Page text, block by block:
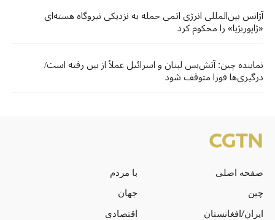
آژانس بین‌المللی انرژی اتمی حمله به نزدیکی نیروگاه هسته‌ای
«ژاپوریژیا» را محکوم کرد
نماینده چین: آتش‌بس لبنان و اسرائیل عملاً از بین رفته است/
درگیری‌ها فورا متوقف شود
صفحه اصلی
با مردم
چین
جهان
ایران/افغانستان
اقتصادی